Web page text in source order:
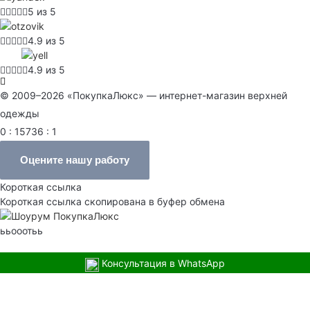
5 из 5
4.9 из 5
4.9 из 5
© 2009–2026 «ПокупкаЛюкс» — интернет-магазин верхней
одежды
0 : 15736 : 1
Оцените нашу работу
Короткая ссылка
Короткая ссылка скопирована в буфер обмена
ььооотьь
Консультация в WhatsApp